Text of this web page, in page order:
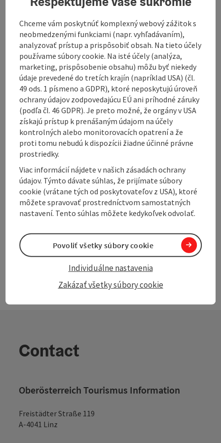
offer
01.12.2026 - 15.03.2027(Further dates)
From € 949,00
Winter Romance
Liebenau
offer
Time period
10.09.2025 - 31.12.2026 (Further dates)
From € 142,00
Contact
Oberösterreich Tourismus Information
Freistädter Straße 119
A-4041 Linz
Chceme vám poskytnúť komplexný webový zážitok s
neobmedzenými funkciami (napr. vyhľadávaním),
analyzovať prístup a prispôsobiť obsah. Na tieto účely
používame súbory cookie. Na isté účely (analýza,
marketing, prispôsobenie obsahu) môžu byť niekedy
údaje prevedené do tretích krajín (napríklad USA) (čl.
49 ods. 1 písmeno a GDPR), ktoré neposkytujú úroveň
ochrany údajov zodpovedajúcu EÚ ani príhodné záruky
(podľa čl. 46 GDPR). Je preto možné, že orgány v USA
získajú prístup k prenášaným údajom na účely
kontrolných alebo monitorovacích opatrení a že
proti tomu nebudú k dispozícii žiadne účinné právne
prostriedky.
Viac informácií nájdete v našich zásadách ochrany
údajov. Týmto dávate súhlas, že prijímate súbory
cookie (vrátane tých od poskytovateľov z USA), ktoré
môžete spravovať prostredníctvom samostatných
nastavení. Tento súhlas môžete kedykoľvek odvolať.
Zakázať všetky súbory cookie
Individuálne nastavenia
Povoliť všetky súbory cookie